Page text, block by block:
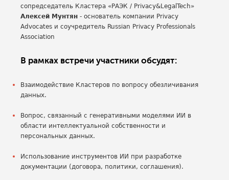
сопредседатель Кластера «РАЭК / Privacy&LegalTech»
Алексей Мунтян - основатель компании Privacy
Advocates и соучредитель Russian Privacy Professionals
Association
В рамках встречи участники обсудят:
Взаимодействие Кластеров по вопросу обезличивания
данных.
Вопрос, связанный с генеративными моделями ИИ в
области интеллектуальной собственности и
персональных данных.
Использование инструментов ИИ при разработке
документации (договора, политики, соглашения).